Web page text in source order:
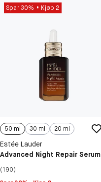
Spar 30% Kjøp 2
50 ml 30 ml 20 ml
Estée Lauder
Advanced Night Repair Serum
(190)